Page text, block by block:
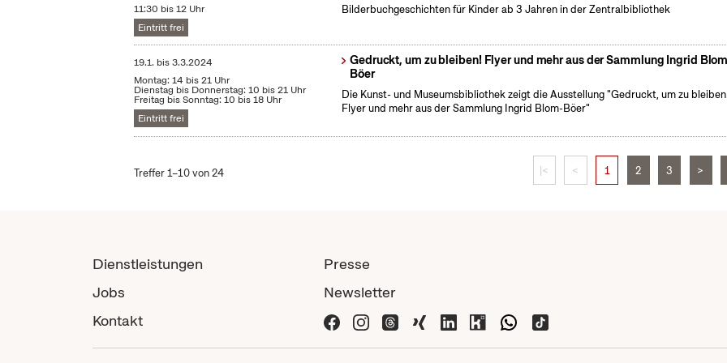
11:30 bis 12 Uhr
Eintritt frei
Bilderbuchgeschichten für Kinder ab 3 Jahren in der Zentralbibliothek
19.1. bis3.3.2024
Montag: 14 bis 21 Uhr
Dienstag bis Donnerstag: 10 bis 21 Uhr
Freitag bis Sonntag: 10 bis 18 Uhr
Eintritt frei
Gedruckt, um zu bleiben! Flyer und mehr aus der Sammlung Ingrid
Böer
Die Kunst- und Museumsbibliothek zeigt die Ausstellung "Gedruckt, um zu
Flyer und mehr aus der Sammlung Ingrid Blom-Böer"
Treffer 1–10 von 24 |< < 1 2 3 >
Dienstleistungen
Jobs
Kontakt
Presse
Newsletter